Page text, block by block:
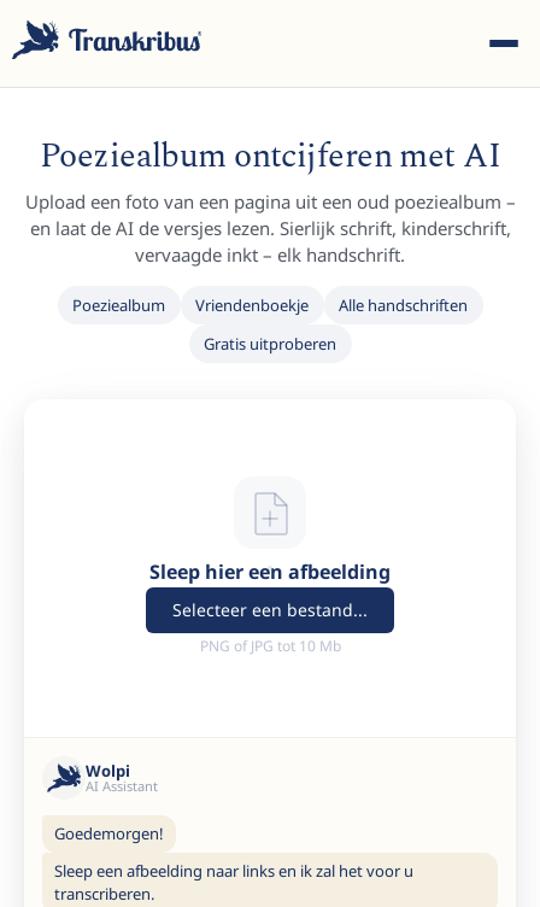
Poeziealbum ontcijferen met AI
Upload een foto van een pagina uit een oud poeziealbum –
en laat de AI de versjes lezen. Sierlijk schrift, kinderschrift,
vervaagde inkt – elk handschrift.
Poeziealbum Vriendenboekje
Alle handschriften
Gratis uitproberen
Sleep hier een afbeelding
Selecteer een bestand...
PNG of JPG tot 10 Mb
Wolpi
AI Assistant
Goedemorgen!
Sleep een afbeelding naar links en ik zal het voor u
transcriberen.